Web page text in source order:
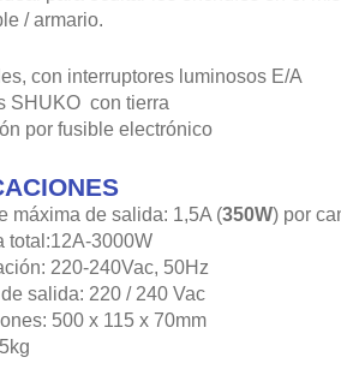
/ armario.
con interruptores luminosos E/A
SHUKO con tierra
por fusible electrónico
máxima de salida: 1,5A (350W) por
total:12A-3000W
220-240Vac, 50Hz
salida: 220 / 240 Vac
500 x 115 x 70mm